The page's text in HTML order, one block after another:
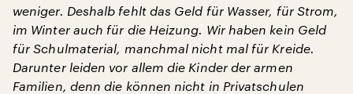
weniger. Deshalb fehlt das Geld für Wasser, für Strom,
im Winter auch für die Heizung. Wir haben kein Geld
für Schulmaterial, manchmal nicht mal für Kreide.
Darunter leiden vor allem die Kinder der armen
Familien, denn die können nicht in Privatschulen